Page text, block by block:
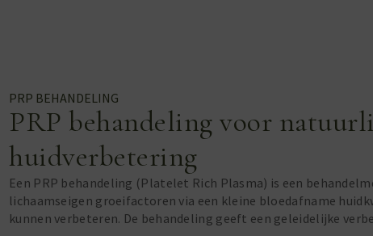
PRP BEHANDELING
PRP behandeling voor
huidverbetering
Een PRP behandeling (Platelet Rich Plasma) is een
lichaamseigen groeifactoren via een kleine bloedafname
kunnen verbeteren. De behandeling geeft een geleidelijke